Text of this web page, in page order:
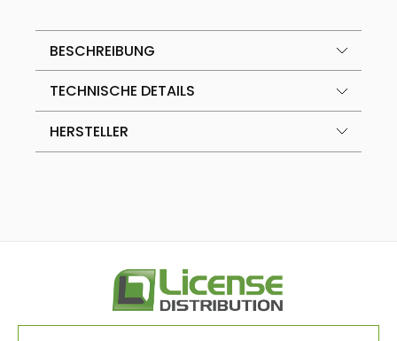
BESCHREIBUNG
TECHNISCHE DETAILS
HERSTELLER